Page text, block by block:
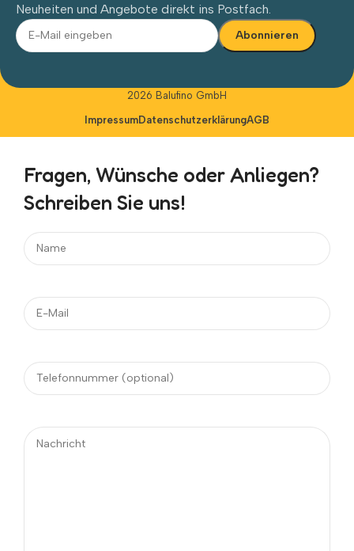
Neuheiten und Angebote direkt ins Postfach.
2026 Balufino GmbH
ImpressumDatenschutzerklärungAGB
Fragen, Wünsche oder Anliegen?
Schreiben Sie uns!